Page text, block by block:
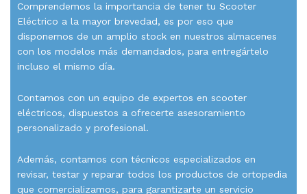
Comprendemos la importancia de tener tu Scooter
Eléctrico a la mayor brevedad, es por eso que
disponemos de un amplio stock en nuestros almacenes
con los modelos más demandados, para entregártelo
incluso el mismo día.
Contamos con un equipo de expertos en scooter
eléctricos, dispuestos a ofrecerte asesoramiento
personalizado y profesional.
Además, contamos con técnicos especializados en
revisar, testar y reparar todos los productos de ortopedia
que comercializamos, para garantizarte un servicio